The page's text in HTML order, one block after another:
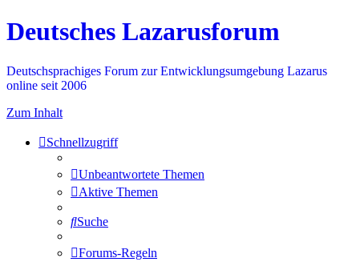
Deutsches Lazarusforum
Deutschsprachiges Forum zur Entwicklungsumgebung Lazarus
online seit 2006
Zum Inhalt
Schnellzugriff
Unbeantwortete Themen
Aktive Themen
Suche
Forums-Regeln